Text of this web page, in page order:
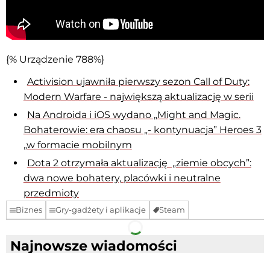
{% Urządzenie 788%}
Activision ujawniła pierwszy sezon Call of Duty:
Modern Warfare - największą aktualizację w serii
Na Androida i iOS wydano „Might and Magic.
Bohaterowie: era chaosu „- kontynuacja” Heroes 3
„w formacie mobilnym
Dota 2 otrzymała aktualizację „ziemie obcych”:
dwa nowe bohatery, placówki i neutralne
przedmioty
Biznes Gry-gadżety i aplikacje Steam
Facebook Telegram
Najnowsze wiadomości